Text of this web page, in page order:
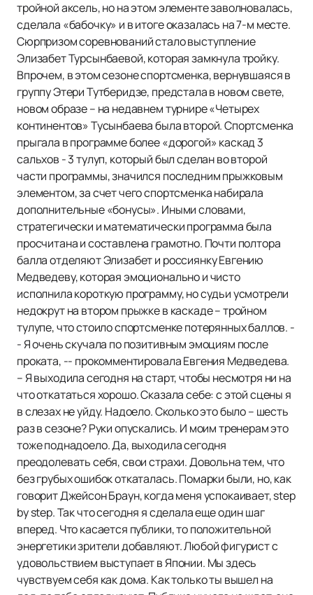
тройной аксель, но на этом элементе заволновалась,
сделала «бабочку» и в итоге оказалась на 7-м месте.
Сюрпризом соревнований стало выступление
Элизабет Турсынбаевой, которая замкнула тройку.
Впрочем, в этом сезоне спортсменка, вернувшаяся в
группу Этери Тутберидзе, предстала в новом свете,
новом образе – на недавнем турнире «Четырех
континентов» Тусынбаева была второй. Спортсменка
прыгала в программе более «дорогой» каскад 3
сальхов - 3 тулуп, который был сделан во второй
части программы, значился последним прыжковым
элементом, за счет чего спортсменка набирала
дополнительные «бонусы». Иными словами,
стратегически и математически программа была
просчитана и составлена грамотно. Почти полтора
балла отделяют Элизабет и россиянку Евгению
Медведеву, которая эмоционально и чисто
исполнила короткую программу, но судьи усмотрели
недокрут на втором прыжке в каскаде – тройном
тулупе, что стоило спортсменке потерянных баллов. -
- Я очень скучала по позитивным эмоциям после
проката, -- прокомментировала Евгения Медведева.
– Я выходила сегодня на старт, чтобы несмотря ни на
что откататься хорошо. Сказала себе: с этой сцены я
в слезах не уйду. Надоело. Сколько это было – шесть
раз в сезоне? Руки опускались. И моим тренерам это
тоже поднадоело. Да, выходила сегодня
преодолевать себя, свои страхи. Довольна тем, что
без грубых ошибок откаталась. Помарки были, но, как
говорит Джейсон Браун, когда меня успокаивает, step
by step. Так что сегодня я сделала еще один шаг
вперед. Что касается публики, то положительной
энергетики зрители добавляют. Любой фигурист с
удовольствием выступает в Японии. Мы здесь
чувствуем себя как дома. Как только ты вышел на